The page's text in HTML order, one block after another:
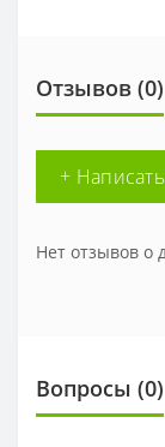
Отзывов (0)
+
Нет отзывов о
Вопросы (0)